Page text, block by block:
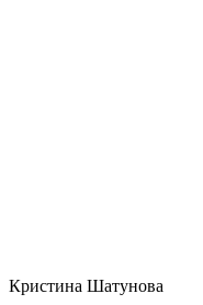
Кристина Шатунова